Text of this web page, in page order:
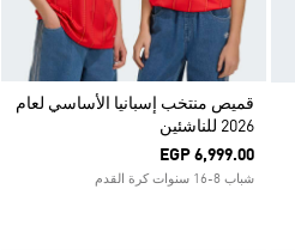
قميص منتخب إسبانيا الأساسي لعام
2026 للناشئين
EGP 6,999.00
شباب 8-16 سنوات كرة القدم